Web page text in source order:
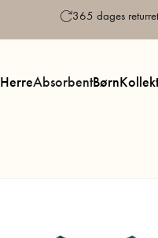
365 dages returret
HerreAbsorbentBørn